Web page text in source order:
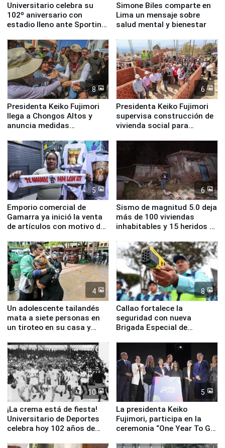
Universitario celebra su
102º aniversario con
estadio lleno ante Sporting
Simone Biles comparte en
Lima un mensaje sobre
salud mental y bienestar
8
Presidenta Keiko Fujimori
llega a Chongos Altos y
anuncia medidas
educación, salud y empleo
6
Presidenta Keiko Fujimori
supervisa construcción de
vivienda social para
5
Emporio comercial de
Gamarra ya inició la venta
de artículos con motivo de
6
Sismo de magnitud 5.0 deja
más de 100 viviendas
inhabitables y 15 heridos en
4
Un adolescente tailandés
mata a siete personas en
un tiroteo en su casa y
8
Callao fortalece la
seguridad con nueva
Brigada Especial de
equipamiento para
Serenazgo
10
¡La crema está de fiesta!
Universitario de Deportes
celebra hoy 102 años de
5
La presidenta Keiko
Fujimori, participa en la
ceremonia “One Year To Go